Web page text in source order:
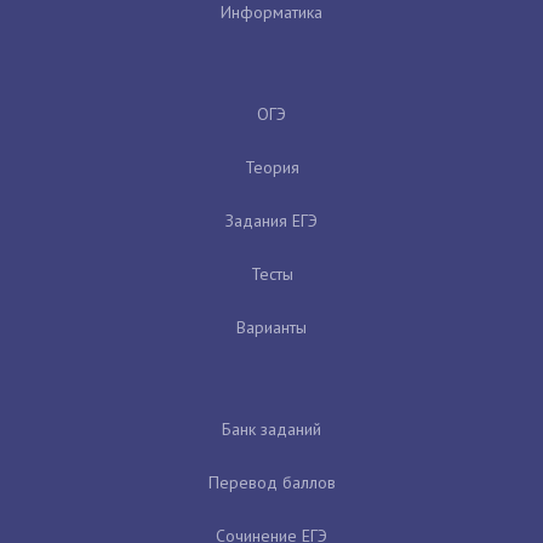
Информатика
ОГЭ
Теория
Задания ЕГЭ
Тесты
Варианты
Банк заданий
Перевод баллов
Сочинение ЕГЭ